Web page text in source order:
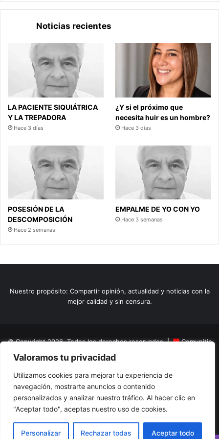
Valoramos tu privacidad
Utilizamos cookies para mejorar tu experiencia de
navegación, mostrarte anuncios o contenido
personalizados y analizar nuestro tráfico. Al hacer clic en
"Aceptar todo", aceptas nuestro uso de cookies.
Personalizar Rechazar todas Aceptar todo
Noticias recientes
LA PACIENTE SIQUIÁTRICA
Y LA TREPADORA
Hace 3 días
¿Y si el próximo que
necesita huir es un hombre?
Hace 3 días
POSESIÓN DE LA
DESCOMPOSICIÓN
Hace 2 semanas
EMPALME DE YO CON YO
Hace 3 semanas
Nuestro propósito: Compartir opinión, actualidad y noticias con la
mejor calidad y sin censura.
© Copyright 2026, Todos los derechos reservados |
Comunitic
SAS BICNit 901228106
Home
Actualidad Variedades Opinion Turismo
El Tinteadero
Caricaturas Reportajes
FacebookYouTubeInstagram